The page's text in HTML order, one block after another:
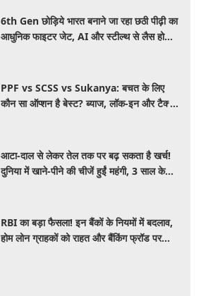
6th Gen छोड़िये भारत बनाने जा रहा छठी पीढ़ी का
आधुनिक फाइटर जेट, AI और स्टील्थ से लैस होगा
PPF vs SCSS vs Sukanya: बचत के लिए
कौन सा ऑप्शन है बेस्ट? ब्याज, लॉक-इन और टैक्स
आटा-दाल से लेकर तेल तक पर बढ़ सकता है खर्च!
दुनिया में खाने-पीने की चीजें हुईं महंगी, 3 साल के
RBI का बड़ा फैसला! इन बैंकों के नियमों में बदलाव,
होम लोन ग्राहकों को राहत और बैंकिंग फ्रॉड पर